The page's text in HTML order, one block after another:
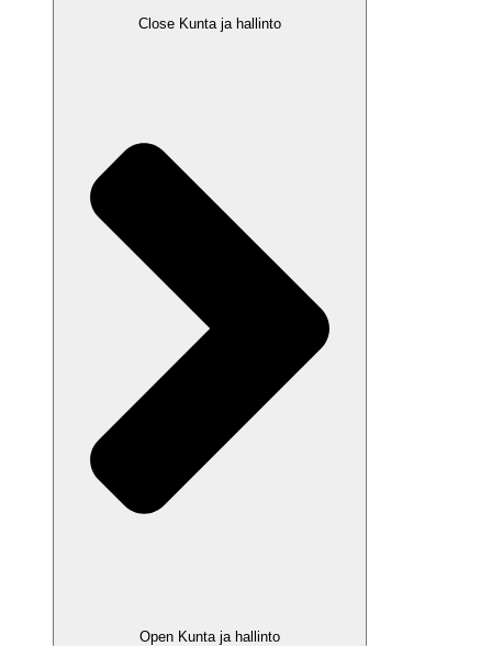
Close Kunta ja hallinto
Open Kunta ja hallinto